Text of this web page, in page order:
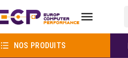

 NOS PRODUITS